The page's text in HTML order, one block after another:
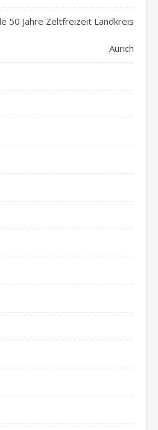
50 Jahre Zeltfreizeit Landkreis
Aurich